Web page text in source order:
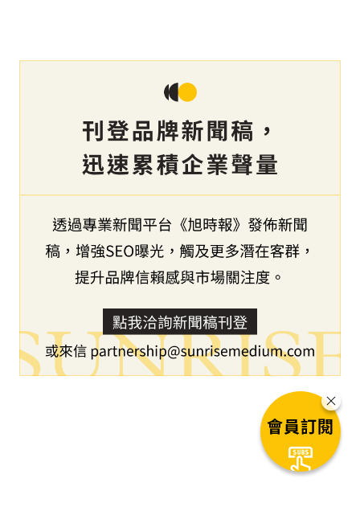
會員訂閱